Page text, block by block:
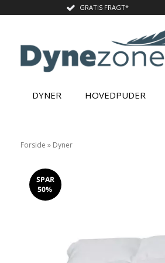
GRATIS FRAGT*
DYNER HOVEDPUDER
Forside » Dyner
SPAR
50%